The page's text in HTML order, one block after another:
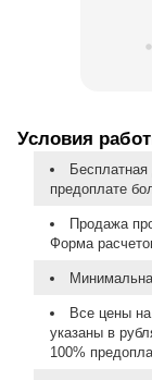
Условия
предоплате
Продажа
Форма
Все цены
указаны в
100%